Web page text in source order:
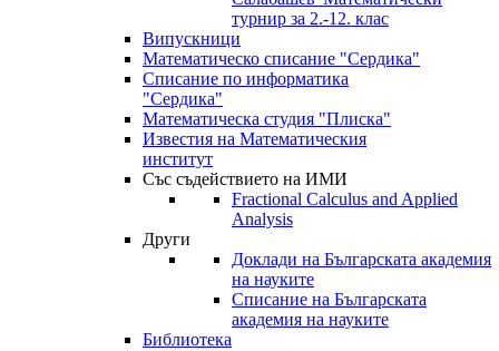
турнир за 2.-12. клас
Випускници
Математическо списание "Сердика"
Списание по информатика
"Сердика"
Математическа студия "Плиска"
Известия на Математическия
институт
Със съдействието на ИМИ
Fractional Calculus and Applied
Analysis
Други
Доклади на Българската академия
на науките
Списание на Българската
академия на науките
Библиотека